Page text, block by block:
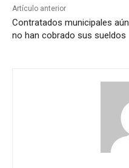
Artículo anterior
Contratados municipales aún
no han cobrado sus sueldos